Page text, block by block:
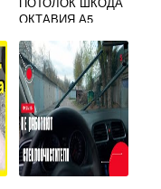
ОКТАВИЯ А5